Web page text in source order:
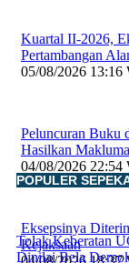
Kuartal II-2026,
Pertambangan
05/08/2026 13:16
Peluncuran Buku
Hasilkan
04/08/2026 22:54
Eksepsinya
Kejaksaan
POPULER
Tolak Keberatan
Dinilai Bela